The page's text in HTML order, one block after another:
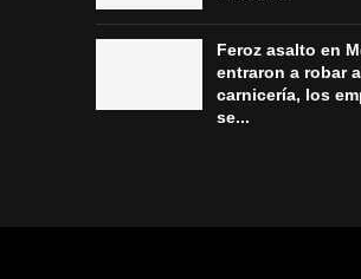
Feroz asalto en
entraron a robar
carnicería, los
se...